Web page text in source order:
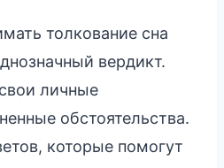
толкование сна
вердикт.
личные
обстоятельства.
которые помогут